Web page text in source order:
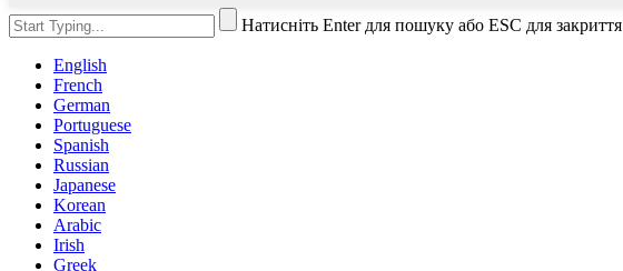
Натисніть Enter для пошуку або ESC для закриття
English
French
German
Portuguese
Spanish
Russian
Japanese
Korean
Arabic
Irish
Greek